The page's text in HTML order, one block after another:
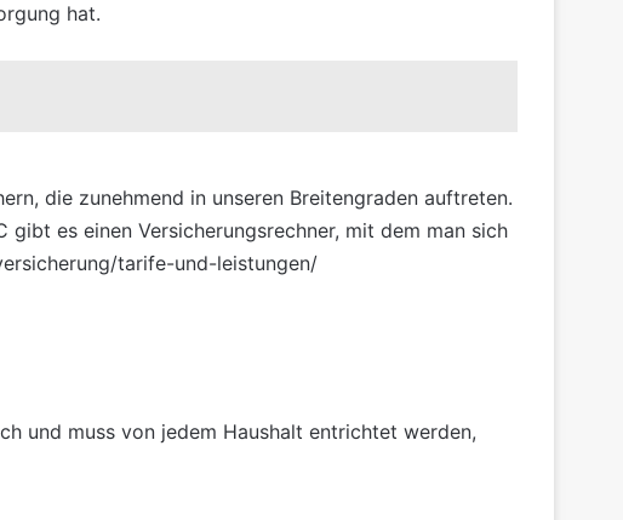
hat.
die zunehmend in unseren Breitengraden auftreten.
gibt es einen Versicherungsrechner, mit dem man sich
tarife-und-leistungen/
und muss von jedem Haushalt entrichtet werden,